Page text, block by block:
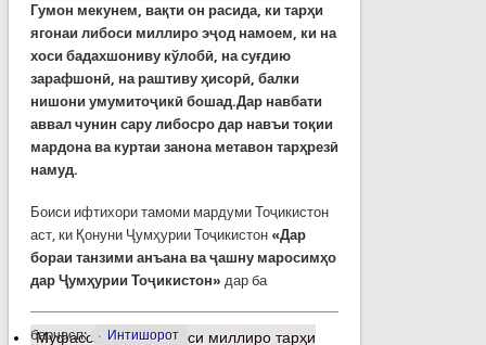
Гумон мекунем, вақти он расида, ки тарҳи
ягонаи либоси миллиро эҷод намоем, ки на
хоси бадахшониву кўлобӣ, на суғдию
зарафшонӣ, на раштиву ҳисорӣ, балки
нишони умумитоҷикӣ бошад.Дар навбати
аввал чунин сару либосро дар навъи тоқии
мардона ва куртаи занона метавон тарҳрезӣ
намуд.
Боиси ифтихори тамоми мардуми Тоҷикистон
аст, ки Қонуни Ҷумҳурии Тоҷикистон «Дар
бораи танзими анъана ва ҷашну маросимҳо
дар Ҷумҳурии Тоҷикистон» дар ба
барчасп: Интишорот
Муфассалтаро Либоси миллиро тарҳи